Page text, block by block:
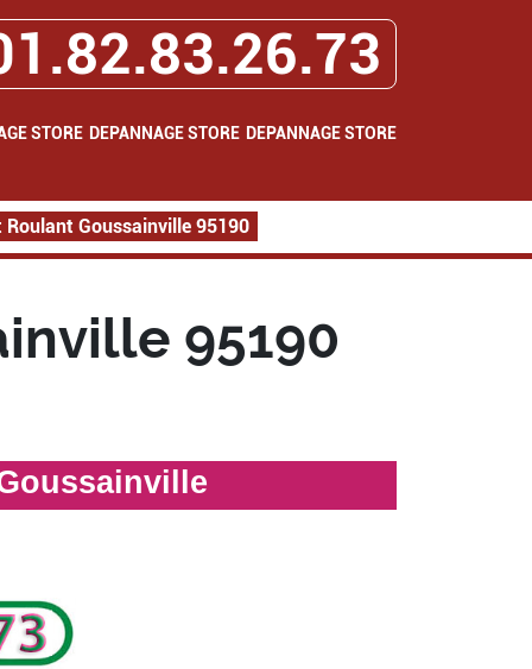
STORE DEPANNAGE STORE DEPANNAGE STORE
Roulant Goussainville 95190
95190